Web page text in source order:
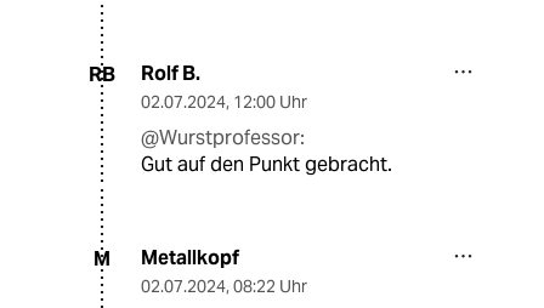
RB Rolf B.
02.07.2024, 12:00 Uhr
@Wurstprofessor:
Gut auf den Punkt gebracht.
M Metallkopf
02.07.2024, 08:22 Uhr